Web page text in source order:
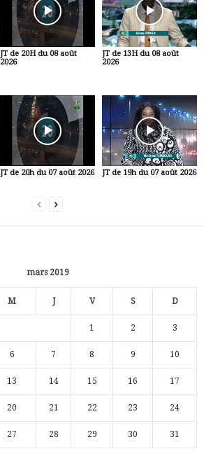
JT de 20H du 08 août
2026
JT de 13H du 08 août
2026
JT de 20h du 07 août 2026 JT de 19h du 07 août 2026
mars 2019
M J V S D
1 2 3
6 7 8 9 10
13 14 15 16 17
20 21 22 23 24
27 28 29 30 31